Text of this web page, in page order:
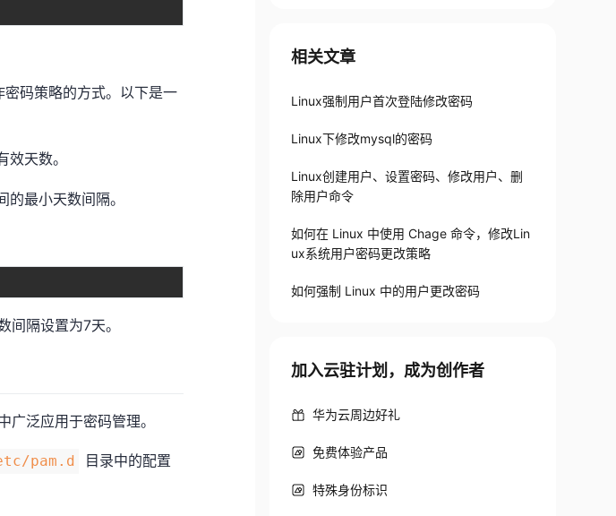
码策略的方式。以下是一
效天数。
的最小天数间隔。
隔设置为7天。
泛应用于密码管理。
pam.d
目录中的配置
相关文章
Linux强制用户首次登陆修改密码
Linux下修改mysql的密码
Linux创建用户、设置密码、修改用户、删
除用户命令
如何在 Linux 中使用 Chage 命令，修改Lin
ux系统用户密码更改策略
如何强制 Linux 中的用户更改密码
加入云驻计划，成为创作者
华为云周边好礼
免费体验产品
特殊身份标识